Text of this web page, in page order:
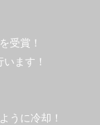
受賞！
ます！
うに冷却！